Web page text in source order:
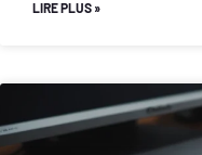
LIRE PLUS »